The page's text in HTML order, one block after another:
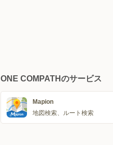
ONE COMPATHのサービス
Mapion
地図検索、ルート検索